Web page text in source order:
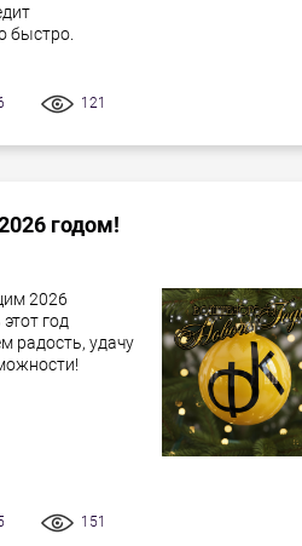
быстро.
121
годом!
2026
год
радость, удачу
151